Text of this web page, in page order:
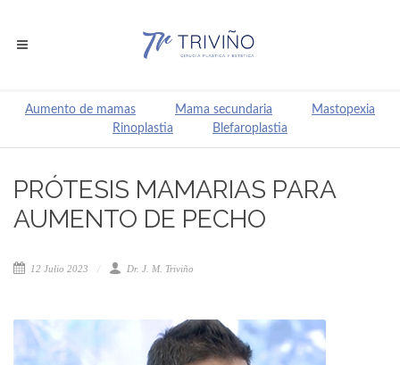
Aumento de mamas Mama secundaria
Mastopexia
Rinoplastia
Blefaroplastia
PRÓTESIS MAMARIAS PARA
AUMENTO DE PECHO
12 Julio 2023 Dr. J. M. Triviño